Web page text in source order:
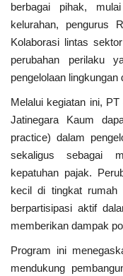
berbagai pihak,
kelurahan, pengurus
Kolaborasi lintas
perubahan perilaku
pengelolaan
Melalui kegiatan ini,
Jatinegara Kaum
practice) dalam
sekaligus sebagai
kepatuhan pajak.
kecil di tingkat rumah
berpartisipasi aktif
memberikan dampak
Program ini
mendukung